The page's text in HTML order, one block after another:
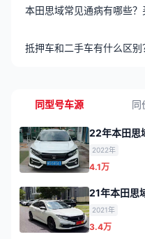
本田思域常见通病有哪些？
抵押车和二手车有什么区别
同型号车源 同
22年本田思
2022年
4.1万
21年本田思
2021年
3.4万